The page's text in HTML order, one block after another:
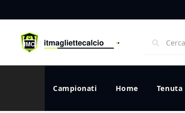
Campionati Home Tenuta